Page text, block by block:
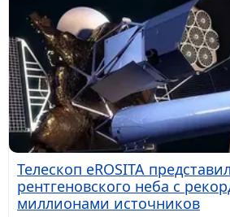
Телескоп eROSITA
рентгеновского неба с
миллионами источников